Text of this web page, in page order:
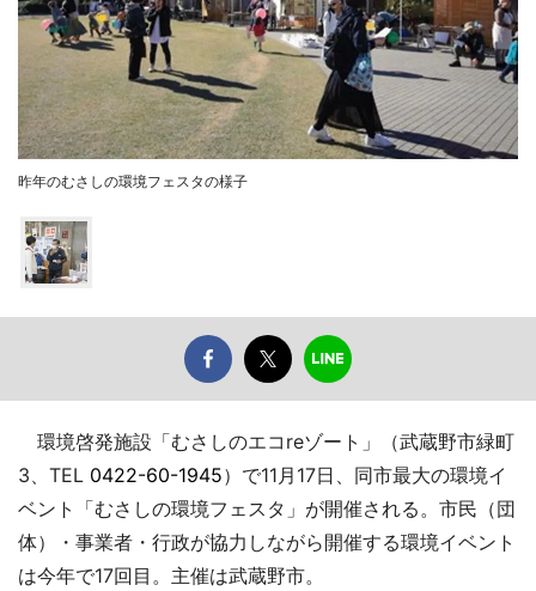
昨年のむさしの環境フェスタの様子
環境啓発施設「むさしのエコreゾート」（武蔵野市緑町
3、TEL 0422-60-1945）で11月17日、同市最大の環境イ
ベント「むさしの環境フェスタ」が開催される。市民（団
体）・事業者・行政が協力しながら開催する環境イベント
は今年で17回目。主催は武蔵野市。